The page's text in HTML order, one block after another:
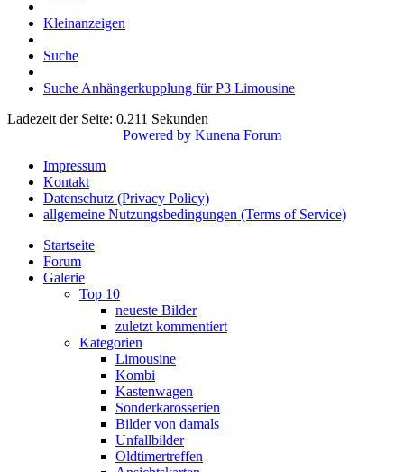
Kleinanzeigen
Suche
Suche Anhängerkupplung für P3 Limousine
Ladezeit der Seite: 0.211 Sekunden
Powered by Kunena Forum
Impressum
Kontakt
Datenschutz (Privacy Policy)
allgemeine Nutzungsbedingungen (Terms of Service)
Startseite
Forum
Galerie
Top 10
neueste Bilder
zuletzt kommentiert
Kategorien
Limousine
Kombi
Kastenwagen
Sonderkarosserien
Bilder von damals
Unfallbilder
Oldtimertreffen